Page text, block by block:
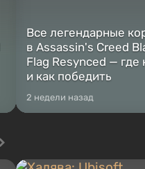
Все легендарные
в Assassin's Creed
Flag Resynced — где
и как победить
2 недели назад